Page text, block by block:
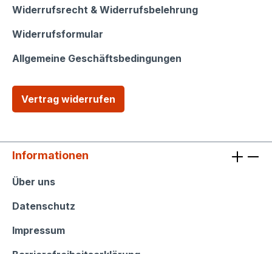
Widerrufsrecht & Widerrufsbelehrung
Widerrufsformular
Allgemeine Geschäftsbedingungen
Vertrag widerrufen
Informationen
Informationen
Über uns
Datenschutz
Impressum